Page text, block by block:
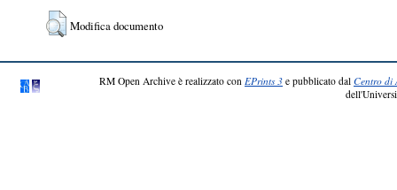
Modifica documento
RM Open Archive è realizzato con EPrints 3 e pubblicato dal Centro di